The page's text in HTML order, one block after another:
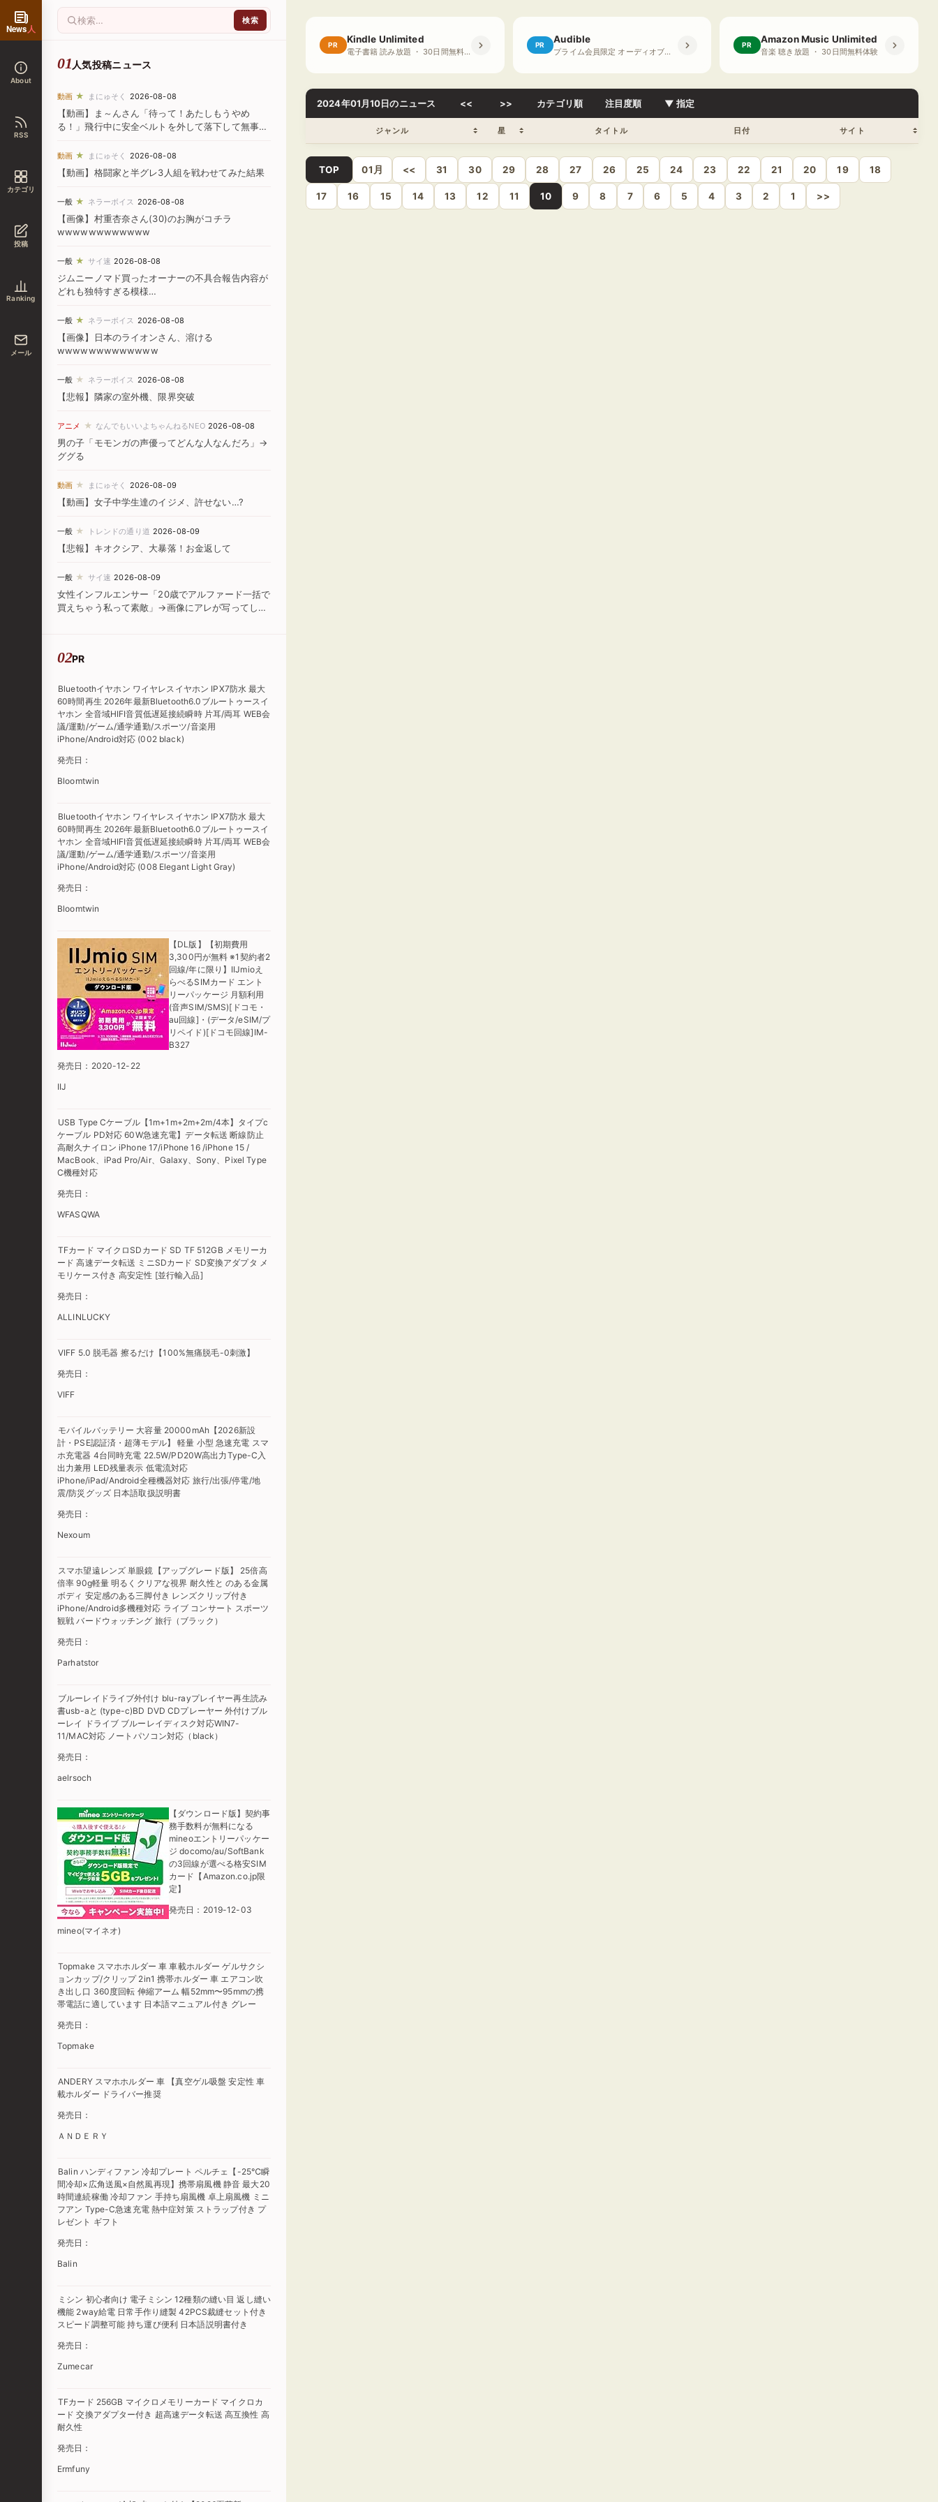
News人
About
RSS
カテゴリ
投稿
Ranking
メール
人気投稿ニュース
動画 ★ まにゅそく 2026-08-08
【動画】ま～んさん「待って！あたしもうやめ
る！」飛行中に安全ベルトを外して落下して無事死
動画 ★ まにゅそく 2026-08-08
【動画】格闘家と半グレ3人組を戦わせてみた結果
一般 ★ ネラーボイス 2026-08-08
【画像】村重杏奈さん(30)のお胸がコチラ
wwwwwwwwwwww
一般 ★ サイ速 2026-08-08
ジムニーノマド買ったオーナーの不具合報告内容が
どれも独特すぎる模様…
一般 ★ ネラーボイス 2026-08-08
【画像】日本のライオンさん、溶ける
wwwwwwwwwwwww
一般 ★ ネラーボイス 2026-08-08
【悲報】隣家の室外機、限界突破
アニメ ★ なんでもいいよちゃんねるNEO 2026-08-08
男の子「モモンガの声優ってどんな人なんだろ」→
ググる
動画 ★ まにゅそく 2026-08-09
【動画】女子中学生達のイジメ、許せない…?
一般 ★ トレンドの通り道 2026-08-09
【悲報】キオクシア、大暴落！お金返して
一般 ★ サイ速 2026-08-09
女性インフルエンサー「20歳でアルファード一括で
買えちゃう私って素敵」→画像にアレが写ってしま
PR
Bluetoothイヤホン ワイヤレスイヤホン IPX7防水 最大
60時間再生 2026年最新Bluetooth6.0ブルートゥースイ
ヤホン 全音域HIFI音質低遅延接続瞬時 片耳/両耳 WEB会
議/運動/ゲーム/通学通勤/スポーツ/音楽用
iPhone/Android対応 (002 black)
発売日：
Bloomtwin
Bluetoothイヤホン ワイヤレスイヤホン IPX7防水 最大
60時間再生 2026年最新Bluetooth6.0ブルートゥースイ
ヤホン 全音域HIFI音質低遅延接続瞬時 片耳/両耳 WEB会
議/運動/ゲーム/通学通勤/スポーツ/音楽用
iPhone/Android対応 (008 Elegant Light Gray)
発売日：
Bloomtwin
【DL版】【初期費用
3,300円が無料 ※1契約者2
回線/年に限り】IIJmioえ
らべるSIMカード エント
リーパッケージ 月額利用
(音声SIM/SMS)[ドコモ・
au回線]・(データ/eSIM/プ
リペイド)[ドコモ回線]IM-
B327
発売日：2020-12-22
IIJ
USB Type Cケーブル【1m+1m+2m+2m/4本】タイプc
ケーブル PD対応 60W急速充電】データ転送 断線防止
高耐久ナイロン iPhone 17/iPhone 16 /iPhone 15 /
MacBook、iPad Pro/Air、Galaxy、Sony、Pixel Type
C機種対応
発売日：
WFASQWA
TFカード マイクロSDカード SD TF 512GB メモリーカ
ード 高速データ転送 ミニSDカード SD変換アダプタ メ
モリケース付き 高安定性 [並行輸入品]
発売日：
ALLINLUCKY
VIFF 5.0 脱毛器 擦るだけ【100%無痛脱毛-0刺激】
発売日：
VIFF
モバイルバッテリー 大容量 20000mAh【2026新設
計・PSE認証済・超薄モデル】 軽量 小型 急速充電 スマ
ホ充電器 4台同時充電 22.5W/PD20W高出力Type-C入
出力兼用 LED残量表示 低電流対応
iPhone/iPad/Android全種機器対応 旅行/出張/停電/地
震/防災グッズ 日本語取扱説明書
発売日：
Nexoum
スマホ望遠レンズ 単眼鏡【アップグレード版】 25倍高
倍率 90g軽量 明るくクリアな視界 耐久性と のある金属
ボディ 安定感のある三脚付き レンズクリップ付き
iPhone/Android多機種対応 ライブ コンサート スポーツ
観戦 バードウォッチング 旅行（ブラック）
発売日：
Parhatstor
ブルーレイドライブ外付け blu-rayプレイヤー再生読み
書usb-aと (type-c)BD DVD CDプレーヤー 外付けブル
ーレイ ドライブ ブルーレイディスク対応WIN7-
11/MAC対応 ノートパソコン対応（black）
発売日：
aelrsoch
【ダウンロード版】契約事
務手数料が無料になる
mineoエントリーパッケー
ジ docomo/au/SoftBank
の3回線が選べる格安SIM
カード【Amazon.co.jp限
定】
発売日：2019-12-03
mineo(マイネオ)
Topmake スマホホルダー 車 車載ホルダー ゲルサクシ
ョンカップ/クリップ 2in1 携帯ホルダー 車 エアコン吹
き出し口 360度回転 伸縮アーム 幅52mm〜95mmの携
帯電話に適しています 日本語マニュアル付き グレー
発売日：
Topmake
ANDERY スマホホルダー 車 【真空ゲル吸盤 安定性 車
載ホルダー ドライバー推奨
発売日：
ＡＮＤＥＲＹ
Balin ハンディファン 冷却プレート ペルチェ【-25℃瞬
間冷却×広角送風×自然風再現】携帯扇風機 静音 最大20
時間連続稼働 冷却ファン 手持ち扇風機 卓上扇風機 ミニ
フアン Type-C急速充電 熱中症対策 ストラップ付き プ
レゼント ギフト
発売日：
Balin
ミシン 初心者向け 電子ミシン 12種類の縫い目 返し縫い
機能 2way給電 日常手作り縫製 42PCS裁縫セット付き
スピード調整可能 持ち運び便利 日本語説明書付き
発売日：
Zumecar
TFカード 256GB マイクロメモリーカード マイクロカ
ード 交換アダプター付き 超高速データ転送 高互換性 高
耐久性
発売日：
Ermfuny
PR Kindle Unlimited
電子書籍 読み放題 ・ 30日間無料体験
PR Audible
プライム会員限定 オーディオブック ・ 30日間無料体験
PR Amazon Music Unlimited
音楽 聴き放題 ・ 30日間無料体験
2024年01月10日のニュース << >> カテゴリ順 注目度順 ▼ 指定
ジャンル 星 タイトル 日付 サイト
TOP 01月 << 31 30 29 28 27 26 25 24 23 22 21 20 19 18
17 16 15 14 13 12 11 10 9 8 7 6 5 4 3 2 1 >>